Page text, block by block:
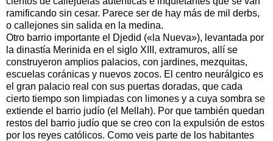
ramificando sin cesar. Parece ser de hay más de mil derbs,
o callejones sin salida en la medina.
Otro barrio importante el Djedid («la Nueva»), levantada por
la dinastía Merinida en el siglo XIII, extramuros, allí se
construyeron amplios palacios, con jardines, mezquitas,
escuelas coránicas y nuevos zocos. El centro neurálgico es
el gran palacio real con sus puertas doradas, que cada
cierto tiempo son limpiadas con limones y a cuya sombra se
extiende el barrio judío (el Mellah). Por que también quedan
restos del barrio judío que se creo con la expulsión de estos
por los reyes católicos. Como veis parte de los habitantes